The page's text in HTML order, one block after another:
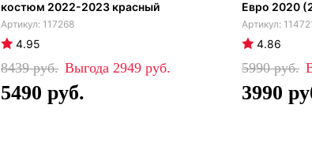
костюм 2022-2023 красный
117268
4.95
8439 2949
5490
Евро 2020
4.86
5990
3990